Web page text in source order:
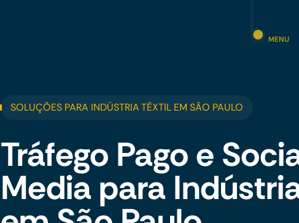
MENU
SOLUÇÕES PARA INDÚSTRIA TÊXTIL EM SÃO PAULO
Tráfego Pago e
Media para